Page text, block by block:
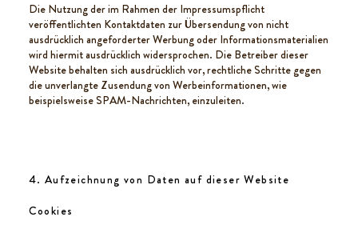
Die Nutzung der im Rahmen der Impressumspflicht
veröffentlichten Kontaktdaten zur Übersendung von nicht
ausdrücklich angeforderter Werbung oder Informationsmaterialien
wird hiermit ausdrücklich widersprochen. Die Betreiber dieser
Website behalten sich ausdrücklich vor, rechtliche Schritte gegen
die unverlangte Zusendung von Werbeinformationen, wie
beispielsweise SPAM-Nachrichten, einzuleiten.
4. Aufzeichnung von Daten auf dieser Website
Cookies